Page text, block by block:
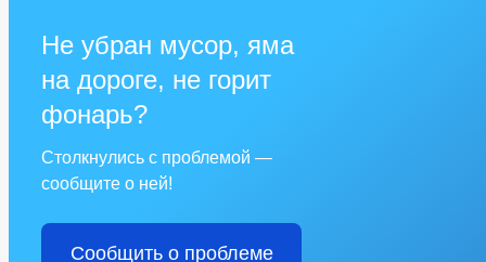
Не убран мусор, яма
на дороге, не горит
фонарь?
Столкнулись с проблемой —
сообщите о ней!
Сообщить о проблеме